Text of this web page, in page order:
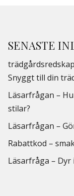
SENASTE
Snyggt till din
Läsarfrågan –
stilar?
Läsarfrågan –
Rabattkod –
Läsarfråga – Dyr